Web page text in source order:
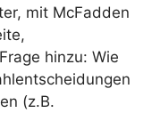
mit McFadden
hinzu: Wie
(z.B.